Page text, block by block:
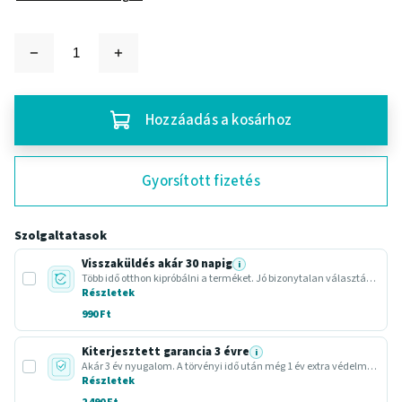
Hozzáadás a kosárhoz
Gyorsított fizetés
Szolgaltatasok
Visszaküldés akár 30 napig i
Több idő otthon kipróbálni a terméket. Jó bizonytalan választásnál vagy ajándéknál.
Részletek
990 Ft
Kiterjesztett garancia 3 évre i
Akár 3 év nyugalom. A törvényi idő után még 1 év extra védelmet adunk.
Részletek